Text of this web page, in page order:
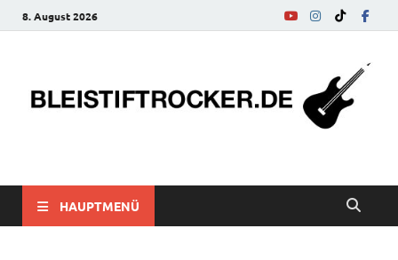
8. August 2026
bleistiftrocker.de
HAUPTMENÜ